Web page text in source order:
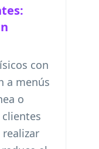
con
a menús
o
clientes
realizar